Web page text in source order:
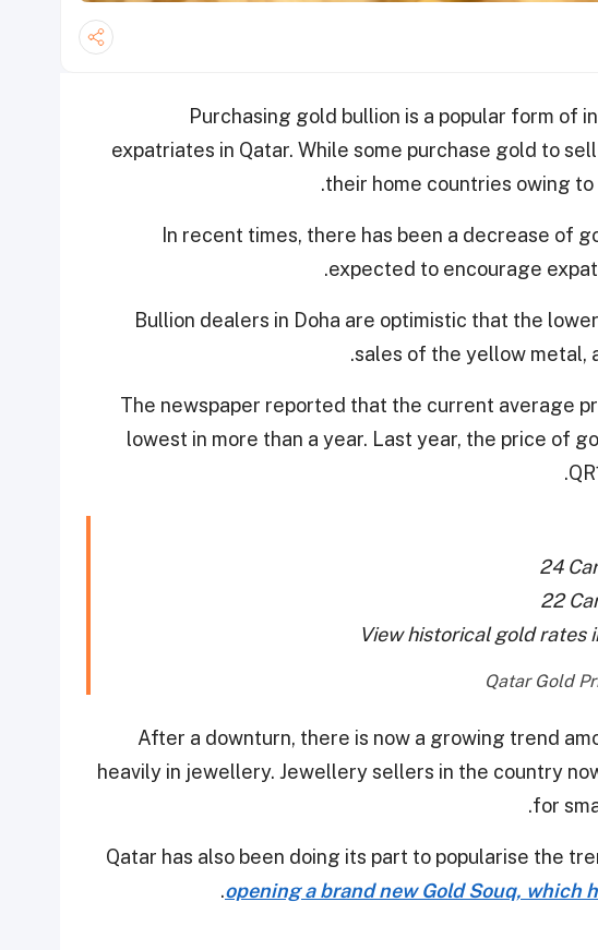
Purchasing gold bullion is a popular form of
expatriates in Qatar. While some purchase gold to
their home countries owing
In recent times, there has been a decrease of
expected to encourage
Bullion dealers in Doha are optimistic that the
sales of the yellow metal,
.
The newspaper reported that the current average
lowest in more than a year. Last year, the price of
.
24
22
View historical gold rates
After a downturn, there is now a growing trend
heavily in jewellery. Jewellery sellers in the country
for
Qatar has also been doing its part to popularise the
opening a brand new Gold Souq, which
.